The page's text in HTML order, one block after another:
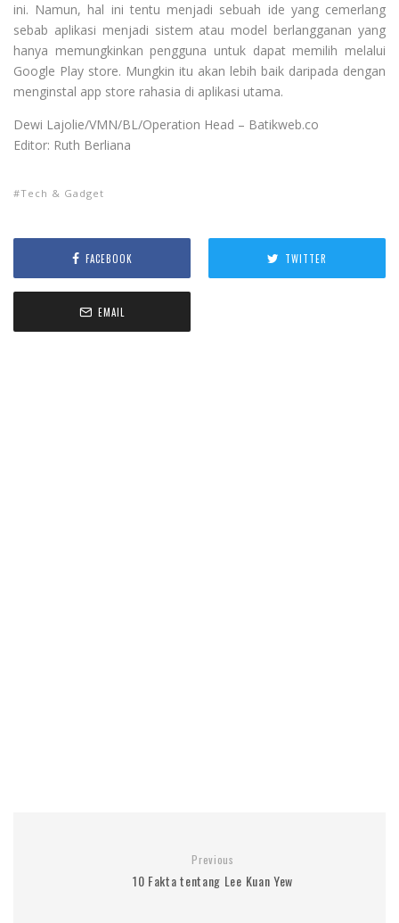
ini. Namun, hal ini tentu menjadi sebuah ide yang cemerlang
sebab aplikasi menjadi sistem atau model berlangganan yang
hanya memungkinkan pengguna untuk dapat memilih melalui
Google Play store. Mungkin itu akan lebih baik daripada dengan
menginstal app store rahasia di aplikasi utama.​
Dewi Lajolie/VMN/BL/Operation Head – Batikweb.co
Editor: Ruth Berliana​​​​​​​​
Tech & Gadget
FACEBOOK TWITTER
EMAIL
Previous
10 Fakta tentang Lee Kuan Yew